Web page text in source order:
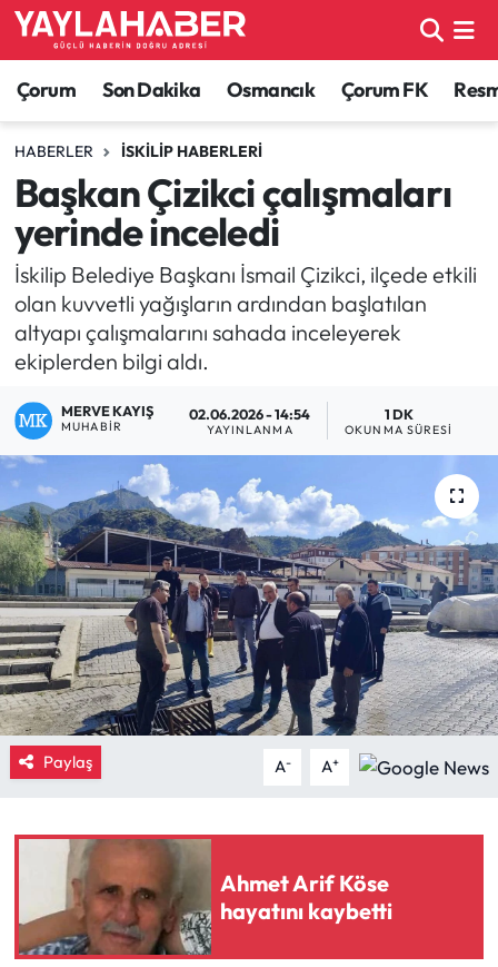
Çorum Son Dakika Osmancık Çorum FK
HABERLER İSKILIP HABERLERI
Başkan Çizikci çalışmaları
yerinde inceledi
İskilip Belediye Başkanı İsmail Çizikci, ilçede etkili
olan kuvvetli yağışların ardından başlatılan
altyapı çalışmalarını sahada inceleyerek
ekiplerden bilgi aldı.
MERVE KAYIŞ
MUHABIR
02.06.2026 - 14:54
YAYINLANMA
1 DK
OKUNMA SÜRESI
Paylaş A- A+
Ahmet Arif Köse
hayatını kaybetti
Alaca Haberleri
Bayat Haberleri
Bilgi - Keşfet Haberleri
Bilim ve Teknoloji
Boğazkale Haberleri
Çorum Haberleri
Çorum Son Dakika Haberleri
Dodurga Haberleri
Eğitim
Ekonomi
Güncel
İskilip Haberleri
Kargı Haberleri
Kültür Sanat
Laçin Haberleri
Çorum Nöbetçi Eczaneler
Çorum Hava Durumu
Çorum Namaz Vakitleri
Çorum Trafik Yoğunluk Haritası
TFF 1.Lig Puan Durumu ve Fikstür
Tüm Manşetler
Son Dakika Haberleri
Haber Arşivi